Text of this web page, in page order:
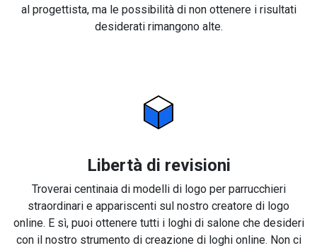
al progettista, ma le possibilità di non ottenere i risultati
desiderati rimangono alte.
Libertà di revisioni
Troverai centinaia di modelli di logo per parrucchieri
straordinari e appariscenti sul nostro creatore di logo
online. E sì, puoi ottenere tutti i loghi di salone che desideri
con il nostro strumento di creazione di loghi online. Non ci